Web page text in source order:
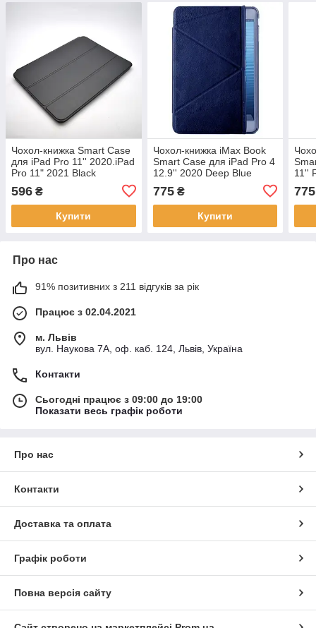
Чохол-книжка Smart Case
для iPad Pro 11'' 2020.iPad
Pro 11" 2021 Black
596 ₴
Купити
Чохол-книжка iMax Book
Smart Case для iPad Pro 4
12.9'' 2020 Deep Blue
775₴
Купити
11''
775
Про нас
91% позитивних з 211 відгуків за рік
Працює з 02.04.2021
м. Львів
вул. Наукова 7А, оф. каб. 124, Львів, Україна
Контакти
Сьогодні працює з 09:00 до 19:00
Показати весь графік роботи
Про нас
Контакти
Доставка та оплата
Графік роботи
Повна версія сайту